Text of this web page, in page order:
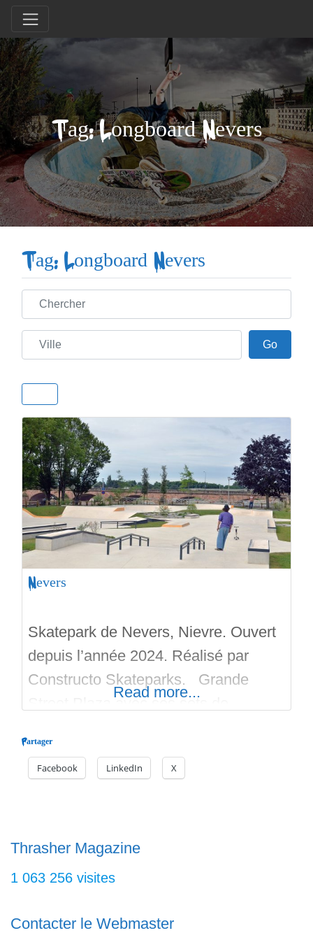
Tag: Longboard Nevers
Tag: Longboard Nevers
Chercher
Ville GoGo
Nevers
Skatepark de Nevers, Nievre. Ouvert
depuis l’année 2024. Réalisé par
Constructo Skateparks. Grande
Street Plaza avec ses sets de
rails, ses handrails, ses curbs, ledges,
gaps, plans inclinés, tables à
gratuit. Il y a aussi un grand Bowl
Read more...
Partager
Facebook LinkedIn X
Thrasher Magazine
1 063 256 visites
Contacter le Webmaster